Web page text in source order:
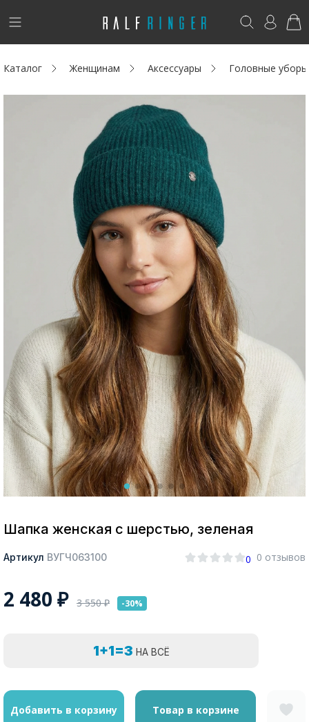
!
Новинки
Акции / Новости
Адреса магазинов
Москва
Да, все верно Изменить город
О компании
Возникли вопросы? - club@ralf.ru
Каталог Женщинам Аксессуары Головные уборы
Шапка женская с шерстью, зеленая
Артикул ВУГЧ063100 0 0 отзывов
2 480 ₽ 3 550₽ -30%
1+1=3 НА ВСЁ
Добавить в корзину Товар в корзине